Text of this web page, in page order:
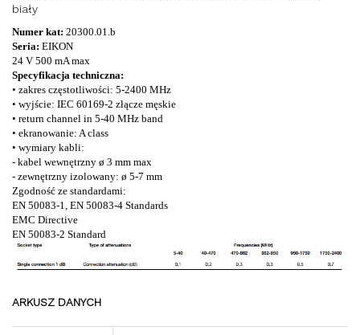
biały
Numer kat: 20300.01.b
Seria: EIKON
24 V 500 mA max
Specyfikacja techniczna:
• zakres częstotliwości: 5-2400 MHz
• wyjście: IEC 60169-2 złącze męskie
• return channel in 5-40 MHz band
• ekranowanie: A class
• wymiary kabli:
- kabel wewnętrzny ø 3 mm max
- zewnętrzny izolowany: ø 5-7 mm
Zgodność ze standardami:
EN 50083-1, EN 50083-4 Standards
EMC Directive
EN 50083-2 Standard
ARKUSZ DANYCH